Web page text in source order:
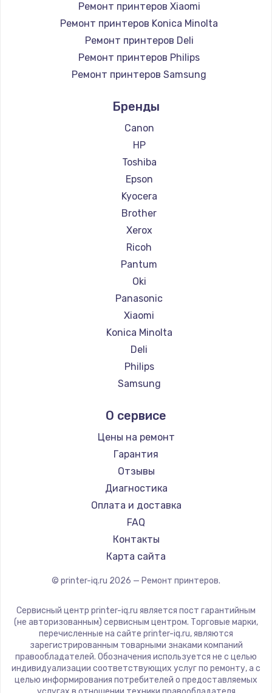
Ремонт принтеров Xiaomi
Ремонт принтеров Konica Minolta
Ремонт принтеров Deli
Ремонт принтеров Philips
Ремонт принтеров Samsung
Ремонт принтеров Lexmark
Ремонт принтеров Sharp
Ремонт принтеров TSC
Ремонт принтеров Fujitsu
Ремонт принтеров Godex
Бренды
Canon
HP
Toshiba
Epson
Kyocera
Brother
Xerox
Ricoh
Pantum
Oki
Panasonic
Xiaomi
Konica Minolta
Deli
Philips
Samsung
Lexmark
Sharp
TSC
Fujitsu
Godex
О сервисе
Цены на ремонт
Гарантия
Отзывы
Диагностика
Оплата и доставка
FAQ
Контакты
Карта сайта
© printer-iq.ru 2026 — Ремонт принтеров.
Сервисный центр printer-iq.ru является пост гарантийным
(не авторизованным) сервисным центром. Торговые марки,
перечисленные на сайте printer-iq.ru, являются
зарегистрированным товарными знаками компаний
правообладателей. Обозначения используется не с целью
индивидуализации соответствующих услуг по ремонту, а с
целью информирования потребителей о предоставляемых